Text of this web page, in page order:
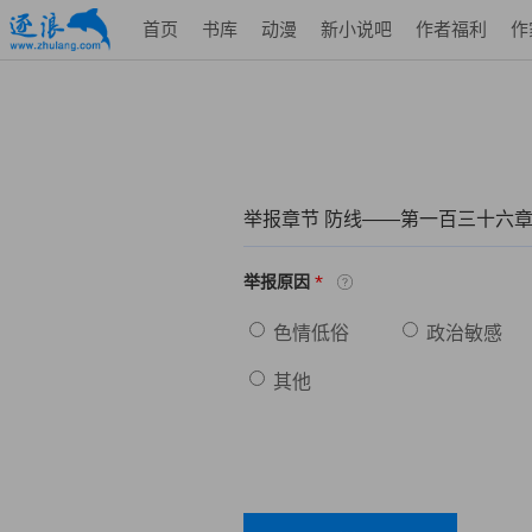
首页 书库 动漫 新小说吧 作者福利 作
举报章节 防线——第一百三十六
举报原因 *
色情低俗 政治敏感
其他